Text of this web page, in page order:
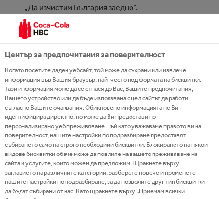
- „Да изчистим България заедно“.
За първи път, във всички 10 почистени в рамките
събирани разделно и предадени за рециклиране.
Най-голямата група от доброволци беше
съсредоточена в столицата, като стотици
привърженици на зелената идея почистиха
територията около езерото Панчарево, отбивките
по Самоковско шосе и поречието на река Искър
откъм село Герман.
„За екипа на Кока-Кола 15-ото издание на „Моят
зелен град“ е поредна възможност не само да
преобразим 10 красиви български локации, но и
Център за предпочитания за поверителност
Когато посетите даден уебсайт, той може да съхрани или извлече
информация във Вашия браузър, най-често под формата на бисквитки.
Тази информация може да се отнася до Вас, Вашите предпочитания,
Вашето устройство или да бъде използвана с цел сайтът да работи
съгласно Вашите очаквания. Обикновено информацията не Ви
идентифицира директно, но може да Ви предостави по-
персонализирано уеб преживяване. Тъй като уважаваме правото ви на
поверителност, нашите настройки по подразбиране предоставят
събирането само на строго необходими бисквитки. Блокирането на някои
видове бисквитки обаче може да повлияе на вашето преживяване на
сайта и услугите, които можем да предложим. Щракнете върху
заглавието на различните категории, разберете повече и променете
нашите настройки по подразбиране, за да позволите друг тип бисквитки
да бъдат събирани от нас. Като щракнете върху „Приемам всички